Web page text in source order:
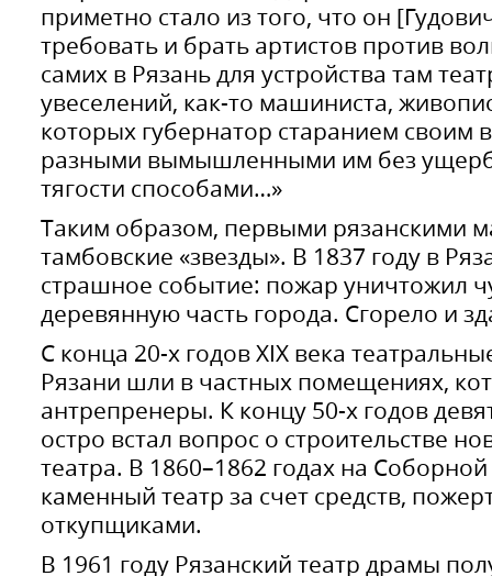
приметно стало из того, что он
требовать и брать артистов против
самих в Рязань для устройства там
увеселений, как-то машиниста,
которых губернатор старанием своим
разными вымышленными им без
тягости способами…»
Таким образом, первыми рязанскими
тамбовские «звезды». В 1837 году в
страшное событие: пожар уничтожил
деревянную часть города. Сгорело и
С конца 20-х годов XIX века
Рязани шли в частных помещениях,
антрепренеры. К концу 50-х годов
остро встал вопрос о строительстве
театра. В 1860–1862 годах на
каменный театр за счет средств,
откупщиками.
В 1961 году Рязанский театр драмы